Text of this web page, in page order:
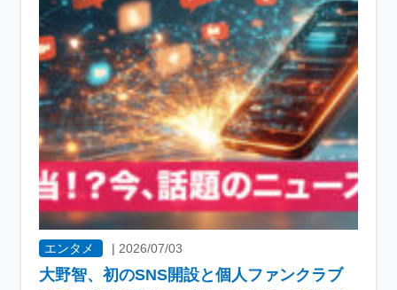
エンタメ | 2026/07/03
大野智、初のSNS開設と個人ファンクラブ